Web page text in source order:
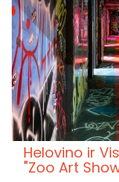
Helovino ir
"Zoo Art